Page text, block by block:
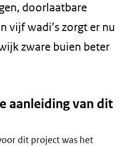
doorlaatbare
vijf wadi’s zorgt er nu
zware buien beter
aanleiding van dit
dit project was het